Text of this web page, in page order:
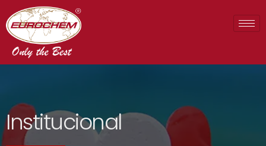
Institucional